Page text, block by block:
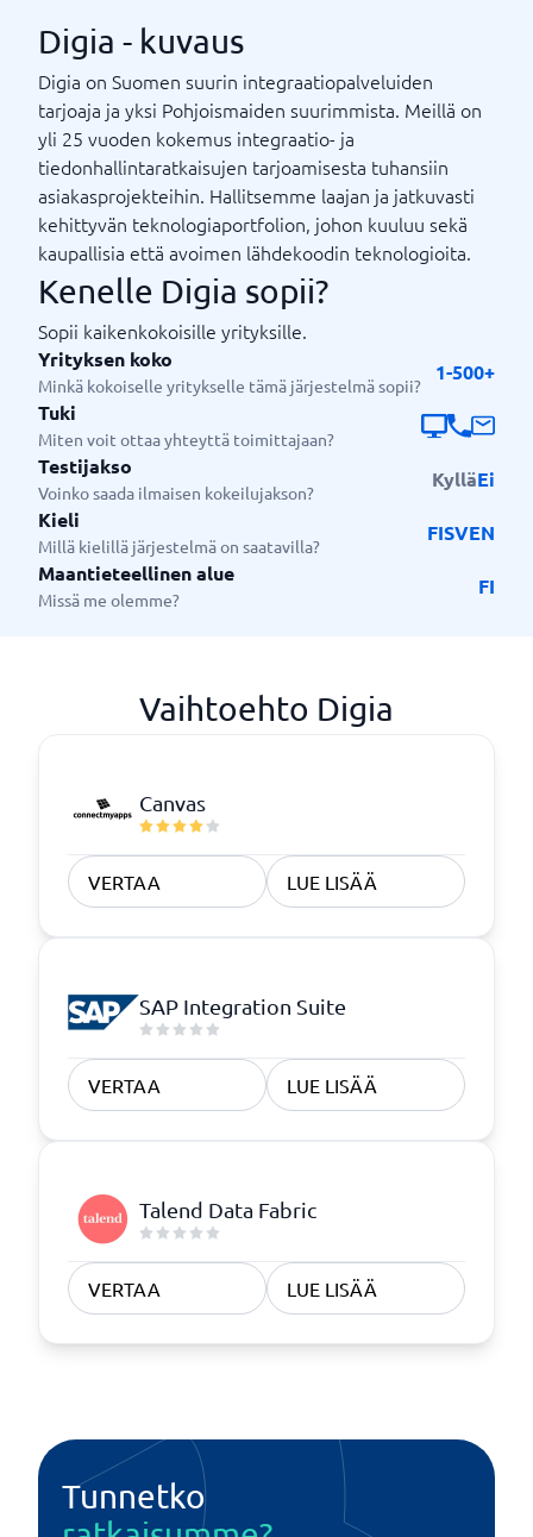
Digia - kuvaus
Digia on Suomen suurin integraatiopalveluiden
tarjoaja ja yksi Pohjoismaiden suurimmista. Meillä on
yli 25 vuoden kokemus integraatio- ja
tiedonhallintaratkaisujen tarjoamisesta tuhansiin
asiakasprojekteihin. Hallitsemme laajan ja jatkuvasti
kehittyvän teknologiaportfolion, johon kuuluu sekä
kaupallisia että avoimen lähdekoodin teknologioita.
Kenelle Digia sopii?
Sopii kaikenkokoisille yrityksille.
Yrityksen koko
Minkä kokoiselle yritykselle tämä järjestelmä sopii?
1-500+
Tuki
Miten voit ottaa yhteyttä toimittajaan?
Testijakso
Voinko saada ilmaisen kokeilujakson?
KylläEi
Kieli
Millä kielillä järjestelmä on saatavilla?
FISVEN
Maantieteellinen alue
Missä me olemme?
FI
Vaihtoehto Digia
Canvas
VERTAA LUE LISÄÄ
SAP Integration Suite
VERTAA LUE LISÄÄ
Talend Data Fabric
VERTAA LUE LISÄÄ
Tunnetko